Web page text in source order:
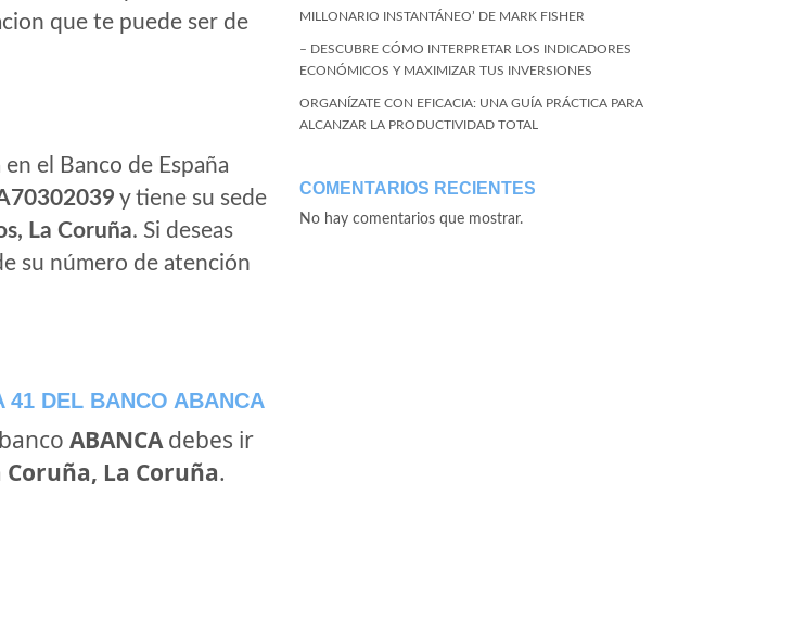
que te puede ser de
el Banco de España
y tiene su sede
La Coruña. Si deseas
su número de atención
41 DEL BANCO ABANCA
ABANCAdebes ir
Coruña, La Coruña.
MILLONARIO INSTANTÁNEO’ DE MARK FISHER
– DESCUBRE CÓMO INTERPRETAR LOS INDICADORES
ECONÓMICOS Y MAXIMIZAR TUS INVERSIONES
ORGANÍZATE CON EFICACIA: UNA GUÍA PRÁCTICA PARA
ALCANZAR LA PRODUCTIVIDAD TOTAL
COMENTARIOS RECIENTES
No hay comentarios que mostrar.